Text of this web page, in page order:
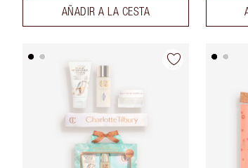
AÑADIR A LA CESTA